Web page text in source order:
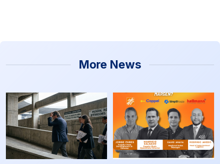
More News